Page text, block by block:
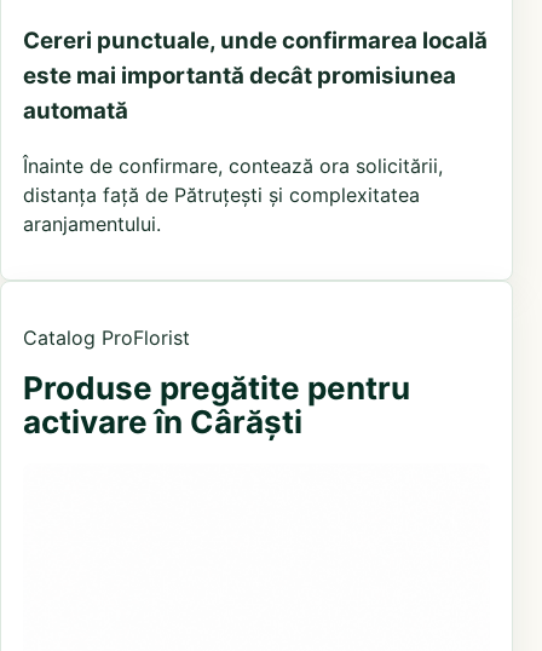
Cereri punctuale, unde confirmarea locală
este mai importantă decât promisiunea
automată
Înainte de confirmare, contează ora solicitării,
distanța față de Pătruțești și complexitatea
aranjamentului.
Catalog ProFlorist
Produse pregătite pentru
activare în Cârăști